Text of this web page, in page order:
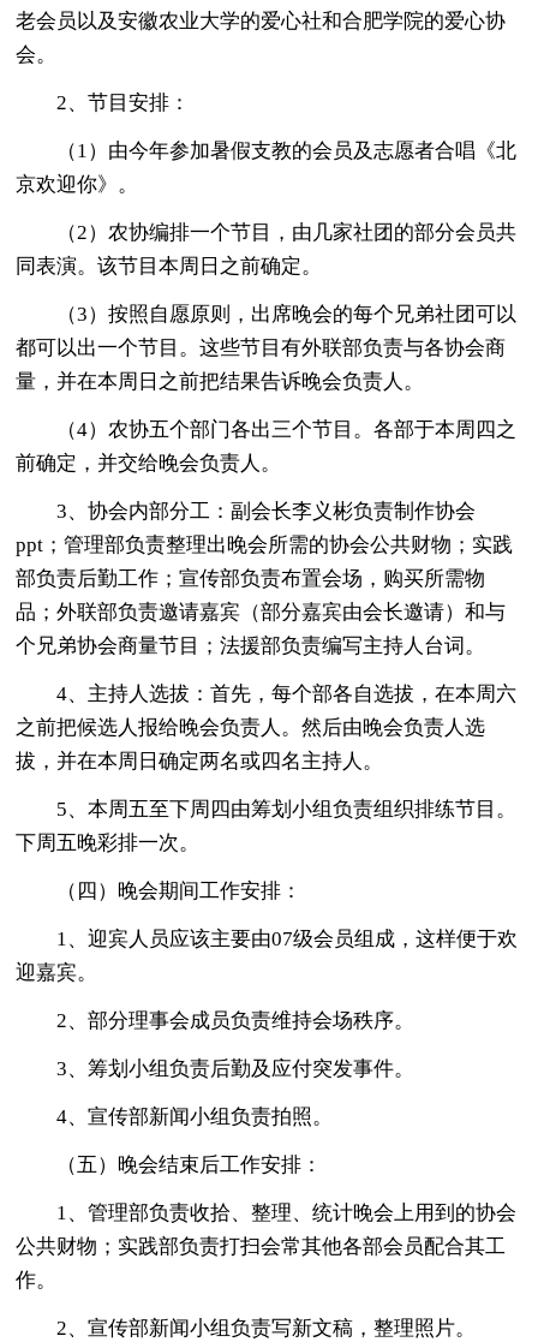
老会员以及安徽农业大学的爱心社和合肥学院的爱心协
会。
2、节目安排：
（1）由今年参加暑假支教的会员及志愿者合唱《北
京欢迎你》。
（2）农协编排一个节目，由几家社团的部分会员共
同表演。该节目本周日之前确定。
（3）按照自愿原则，出席晚会的每个兄弟社团可以
都可以出一个节目。这些节目有外联部负责与各协会商
量，并在本周日之前把结果告诉晚会负责人。
（4）农协五个部门各出三个节目。各部于本周四之
前确定，并交给晚会负责人。
3、协会内部分工：副会长李义彬负责制作协会
ppt；管理部负责整理出晚会所需的协会公共财物；实践
部负责后勤工作；宣传部负责布置会场，购买所需物
品；外联部负责邀请嘉宾（部分嘉宾由会长邀请）和与
个兄弟协会商量节目；法援部负责编写主持人台词。
4、主持人选拔：首先，每个部各自选拔，在本周六
之前把候选人报给晚会负责人。然后由晚会负责人选
拔，并在本周日确定两名或四名主持人。
5、本周五至下周四由筹划小组负责组织排练节目。
下周五晚彩排一次。
（四）晚会期间工作安排：
1、迎宾人员应该主要由07级会员组成，这样便于欢
迎嘉宾。
2、部分理事会成员负责维持会场秩序。
3、筹划小组负责后勤及应付突发事件。
4、宣传部新闻小组负责拍照。
（五）晚会结束后工作安排：
1、管理部负责收拾、整理、统计晚会上用到的协会
公共财物；实践部负责打扫会常其他各部会员配合其工
作。
2、宣传部新闻小组负责写新文稿，整理照片。